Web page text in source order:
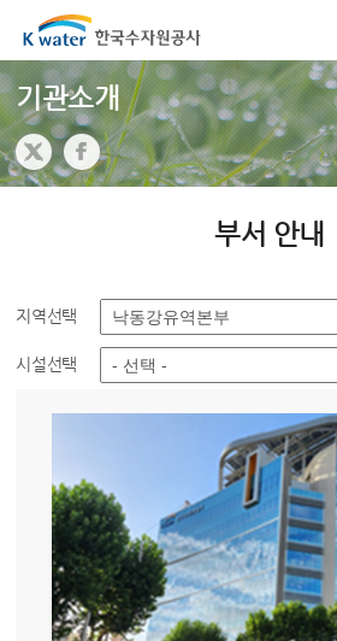
기관소개
부서 안내
지역선택
시설선택